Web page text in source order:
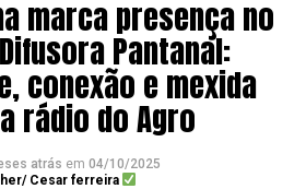
marca presença no
Pantanal:
conexão e mexida
rádio do Agro
atrás em 04/10/2025
Cesar ferreira